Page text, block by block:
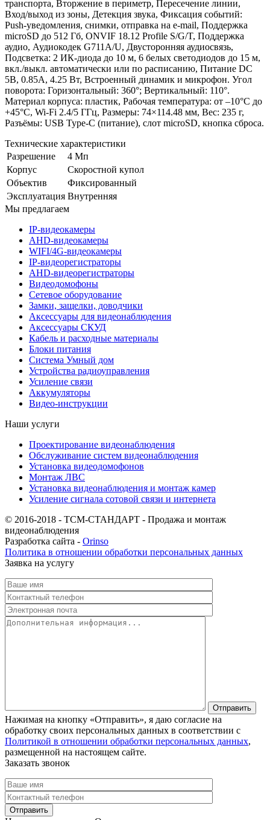
транспорта, Вторжение в периметр, Пересечение линии,
Вход/выход из зоны, Детекция звука, Фиксация событий:
Push-уведомления, снимки, отправка на e‑mail, Поддержка
microSD до 512 Гб, ONVIF 18.12 Profile S/G/T, Поддержка
аудио, Аудиокодек G711A/U, Двусторонняя аудиосвязь,
Подсветка: 2 ИК-диода до 10 м, 6 белых светодиодов до 15 м,
вкл./выкл. автоматически или по расписанию, Питание DC
5В, 0.85А, 4.25 Вт, Встроенный динамик и микрофон. Угол
поворота: Горизонтальный: 360°; Вертикальный: 110°.
Материал корпуса: пластик, Рабочая температура: от –10°С до
+45°С, Wi‑Fi 2.4/5 ГГц, Размеры: 74×114.48 мм, Вес: 235 г,
Разъёмы: USB Type-C (питание), слот microSD, кнопка сброса.
Технические характеристики
Разрешение
4 Мп
Корпус
Скоростной купол
Объектив
Фиксированный
Эксплуатация Внутренняя
Мы предлагаем
IP-видеокамеры
AHD-видеокамеры
WIFI/4G-видеокамеры
IP-видеорегистраторы
AHD-видеорегистраторы
Видеодомофоны
Сетевое оборудование
Замки, защелки, доводчики
Аксессуары для видеонаблюдения
Аксессуары СКУД
Кабель и расходные материалы
Блоки питания
Система Умный дом
Устройства радиоуправления
Усиление связи
Аккумуляторы
Видео-инструкции
Наши услуги
Проектирование видеонаблюдения
Обслуживание систем видеонаблюдения
Установка видеодомофонов
Монтаж ЛВС
Установка видеонаблюдения и монтаж камер
Усиление сигнала сотовой связи и интернета
© 2016-2018 - ТСМ-СТАНДАРТ - Продажа и монтаж
видеонаблюдения
Разработка сайта - Orinso
Политика в отношении обработки персональных данных
Заявка на услугу
Нажимая на кнопку «Отправить», я даю согласие на
обработку своих персональных данных в соответствии с
Политикой в отношении обработки персональных данных,
размещенной на настоящем сайте.
Заказать звонок